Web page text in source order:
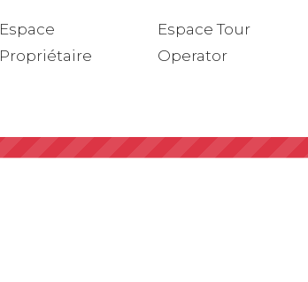
Espace
Propriétaire
Espace Tour
Operator